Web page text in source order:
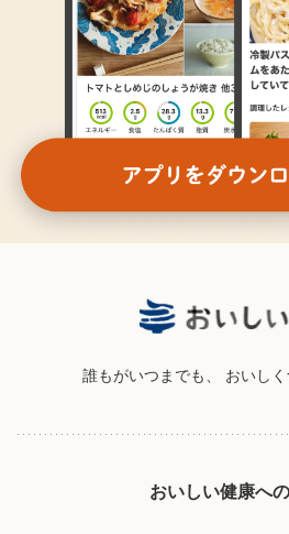
誰もがいつまでも、 おいし
おいしい健康へ